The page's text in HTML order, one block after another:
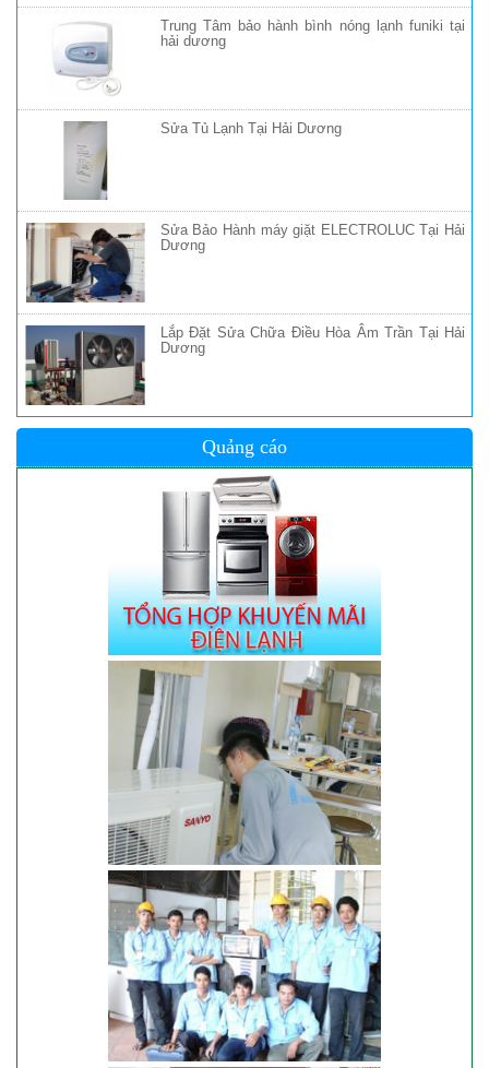
Trung Tâm bảo hành bình nóng lạnh funiki tại
hải dương
Sửa Tủ Lạnh Tại Hải Dương
Sửa Bảo Hành máy giặt ELECTROLUC Tại Hải
Dương
Lắp Đặt Sửa Chữa Điều Hòa Âm Trần Tại Hải
Dương
Quảng cáo